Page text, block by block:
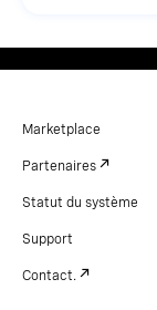
Marketplace
Partenaires
Statut du système
Support
Contact.